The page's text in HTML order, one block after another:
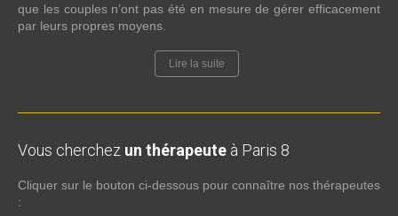
que les couples n’ont pas été en mesure de gérer efficacement
par leurs propres moyens.
Lire la suite
Vous cherchez un thérapeute à Paris 8
Cliquer sur le bouton ci-dessous pour connaître nos thérapeutes
: